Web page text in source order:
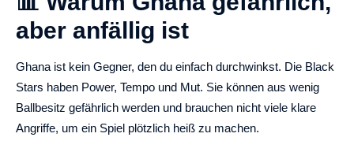
aber anfällig ist
Ghana ist kein Gegner, den du einfach durchwinkst. Die Black
Stars haben Power, Tempo und Mut. Sie können aus wenig
Ballbesitz gefährlich werden und brauchen nicht viele klare
Angriffe, um ein Spiel plötzlich heiß zu machen.